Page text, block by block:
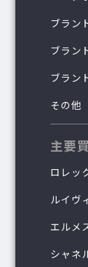
ブラン
ブラン
ブラン
その他
主要
ロレッ
ルイヴ
エルメ
シャネ